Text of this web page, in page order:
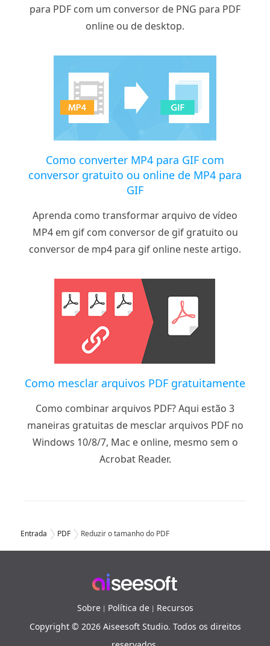
para PDF com um conversor de PNG para PDF
online ou de desktop.
Como converter MP4 para GIF com
conversor gratuito ou online de MP4 para
GIF
Aprenda como transformar arquivo de vídeo
MP4 em gif com conversor de gif gratuito ou
conversor de mp4 para gif online neste artigo.
Como mesclar arquivos PDF gratuitamente
Como combinar arquivos PDF? Aqui estão 3
maneiras gratuitas de mesclar arquivos PDF no
Windows 10/8/7, Mac e online, mesmo sem o
Acrobat Reader.
Entrada PDF Reduzir o tamanho do PDF
Sobre| Política de| Recursos
Copyright © 2026 Aiseesoft Studio. Todos os direitos